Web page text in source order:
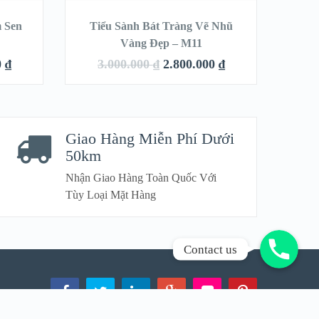
₫
SALE!
VIEW DETAILS
Tiểu Sành Bát Tràng Vẽ Nhũ
Vàng Đẹp – M11
3.000.000₫ 2.800.000 ₫
Giao Hàng Miễn Phí Dưới
50km
Nhận Giao Hàng Toàn Quốc Với
Tùy Loại Mặt Hàng
Gọi Ngay!
Contact us